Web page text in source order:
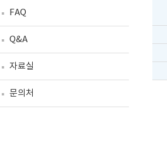
FAQ
Q&A
자료실
문의처